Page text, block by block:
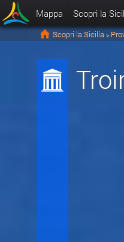
Mappa Scopri la
Scopri la Sicilia >